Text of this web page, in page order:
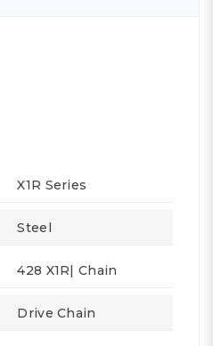
X1R Series
Steel
428 X1R| Chain
Drive Chain